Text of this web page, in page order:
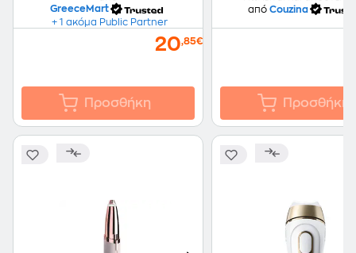
GreeceMart
+ 1 ακόμα Public Partner
20,85€
Προσθήκη
από Couzina
Προσθήκη